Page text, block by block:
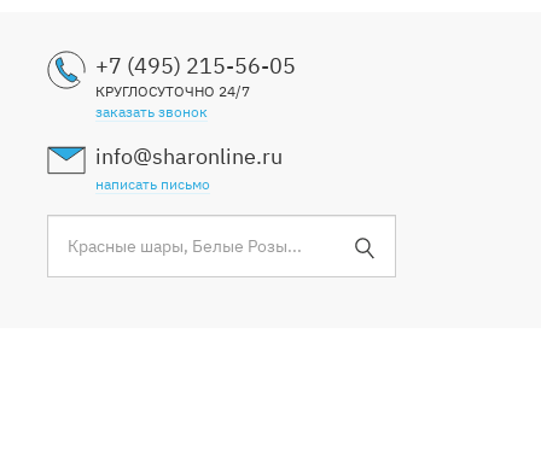
+7 (495) 215-56-05
КРУГЛОСУТОЧНО 24/7
заказать звонок
info@sharonline.ru
написать письмо